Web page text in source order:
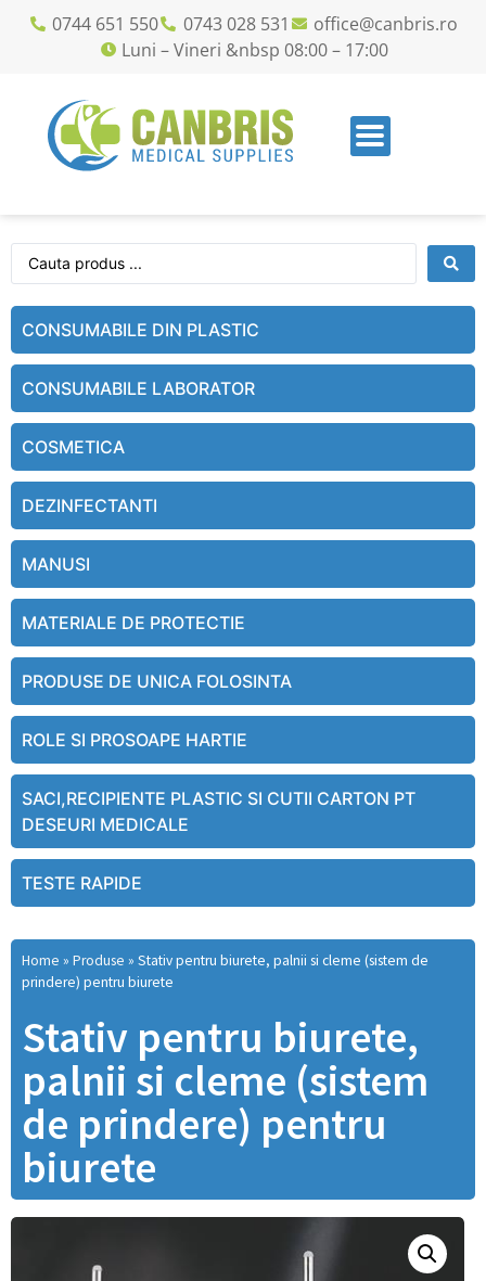
0744 651 550 0743 028 531
office@canbris.ro
Luni – Vineri &nbsp 08:00 – 17:00
CONSUMABILE DIN PLASTIC
CONSUMABILE LABORATOR
COSMETICA
DEZINFECTANTI
MANUSI
MATERIALE DE PROTECTIE
PRODUSE DE UNICA FOLOSINTA
ROLE SI PROSOAPE HARTIE
SACI,RECIPIENTE PLASTIC SI CUTII CARTON PT
DESEURI MEDICALE
TESTE RAPIDE
Home » Produse » Stativ pentru biurete, palnii si cleme (sistem de
prindere) pentru biurete
Stativ pentru biurete,
palnii si cleme (sistem
de prindere) pentru
biurete